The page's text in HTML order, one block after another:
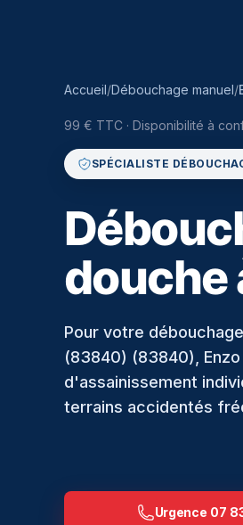
Accueil/Débouchage manuel/
99 € TTC · Disponibilité à
SPÉCIALISTE
douche
Pour votre
(83840) (83840),
d'assainissement
terrains accidentés
Urgence 07